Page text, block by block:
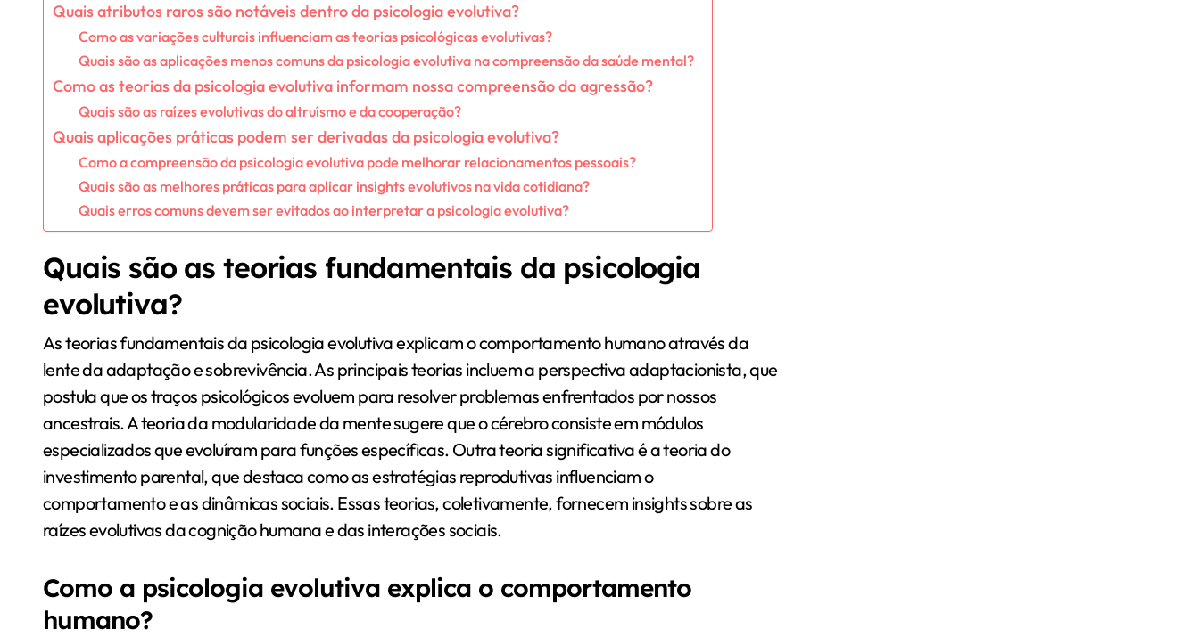
Quais atributos raros são notáveis dentro da psicologia evolutiva?
Como as variações culturais influenciam as teorias psicológicas evolutivas?
Quais são as aplicações menos comuns da psicologia evolutiva na compreensão da saúde mental?
Como as teorias da psicologia evolutiva informam nossa compreensão da agressão?
Quais são as raízes evolutivas do altruísmo e da cooperação?
Quais aplicações práticas podem ser derivadas da psicologia evolutiva?
Como a compreensão da psicologia evolutiva pode melhorar relacionamentos pessoais?
Quais são as melhores práticas para aplicar insights evolutivos na vida cotidiana?
Quais erros comuns devem ser evitados ao interpretar a psicologia evolutiva?
Quais são as teorias fundamentais da psicologia
evolutiva?
As teorias fundamentais da psicologia evolutiva explicam o comportamento humano através da
lente da adaptação e sobrevivência. As principais teorias incluem a perspectiva adaptacionista, que
postula que os traços psicológicos evoluem para resolver problemas enfrentados por nossos
ancestrais. A teoria da modularidade da mente sugere que o cérebro consiste em módulos
especializados que evoluíram para funções específicas. Outra teoria significativa é a teoria do
investimento parental, que destaca como as estratégias reprodutivas influenciam o
comportamento e as dinâmicas sociais. Essas teorias, coletivamente, fornecem insights sobre as
raízes evolutivas da cognição humana e das interações sociais.
Como a psicologia evolutiva explica o comportamento
humano?